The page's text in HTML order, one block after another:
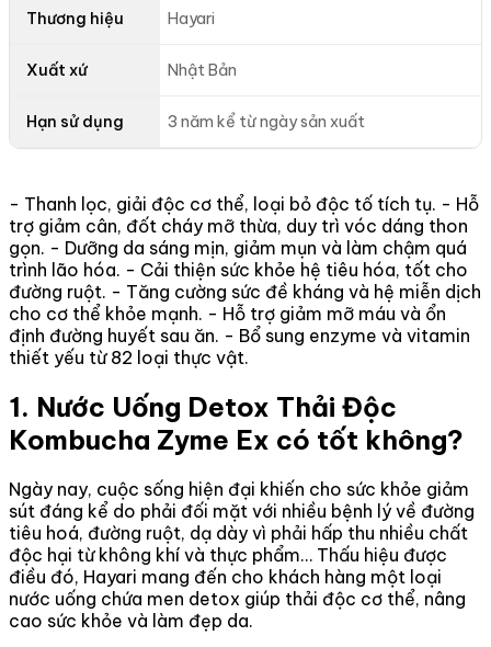
Thương hiệu Hayari
Xuất xứ Nhật Bản
Hạn sử dụng 3 năm kể từ ngày sản xuất
- Thanh lọc, giải độc cơ thể, loại bỏ độc tố tích tụ. - Hỗ
trợ giảm cân, đốt cháy mỡ thừa, duy trì vóc dáng thon
gọn. - Dưỡng da sáng mịn, giảm mụn và làm chậm quá
trình lão hóa. - Cải thiện sức khỏe hệ tiêu hóa, tốt cho
đường ruột. - Tăng cường sức đề kháng và hệ miễn dịch
cho cơ thể khỏe mạnh. - Hỗ trợ giảm mỡ máu và ổn
định đường huyết sau ăn. - Bổ sung enzyme và vitamin
thiết yếu từ 82 loại thực vật.
1. Nước Uống Detox Thải Độc
Kombucha Zyme Ex có tốt không?
Ngày nay, cuộc sống hiện đại khiến cho sức khỏe giảm
sút đáng kể do phải đối mặt với nhiều bệnh lý về đường
tiêu hoá, đường ruột, dạ dày vì phải hấp thu nhiều chất
độc hại từ không khí và thực phẩm… Thấu hiệu được
điều đó, Hayari mang đến cho khách hàng một loại
nước uống chứa men detox giúp thải độc cơ thể, nâng
cao sức khỏe và làm đẹp da.